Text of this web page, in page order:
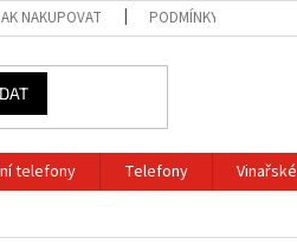
NAKUPOVAT PODMÍNKY OCHRANY
telefony Telefony